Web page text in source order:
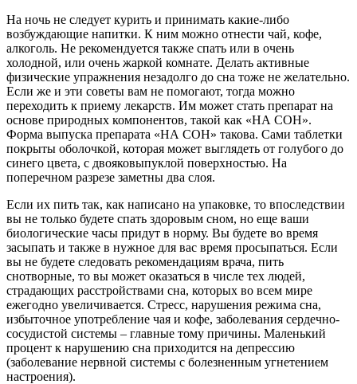
На ночь не следует курить и принимать какие-либо
возбуждающие напитки. К ним можно отнести чай, кофе,
алкоголь. Не рекомендуется также спать или в очень
холодной, или очень жаркой комнате. Делать активные
физические упражнения незадолго до сна тоже не желательно.
Если же и эти советы вам не помогают, тогда можно
переходить к приему лекарств. Им может стать препарат на
основе природных компонентов, такой как «НА СОН».
Форма выпуска препарата «НА СОН» такова. Сами таблетки
покрыты оболочкой, которая может выглядеть от голубого до
синего цвета, с двояковыпуклой поверхностью. На
поперечном разрезе заметны два слоя.
Если их пить так, как написано на упаковке, то впоследствии
вы не только будете спать здоровым сном, но еще ваши
биологические часы придут в норму. Вы будете во время
засыпать и также в нужное для вас время просыпаться. Если
вы не будете следовать рекомендациям врача, пить
снотворные, то вы может оказаться в числе тех людей,
страдающих расстройствами сна, которых во всем мире
ежегодно увеличивается. Стресс, нарушения режима сна,
избыточное употребление чая и кофе, заболевания сердечно-
сосудистой системы – главные тому причины. Маленький
процент к нарушению сна приходится на депрессию
(заболевание нервной системы с болезненным угнетением
настроения).